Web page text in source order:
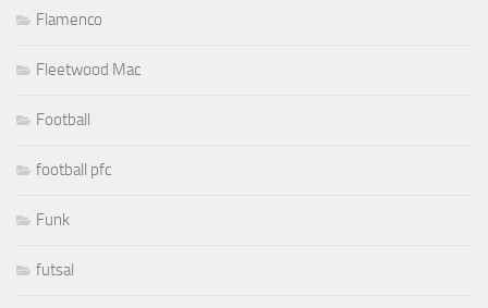
Flamenco
Fleetwood Mac
Football
football pfc
Funk
futsal